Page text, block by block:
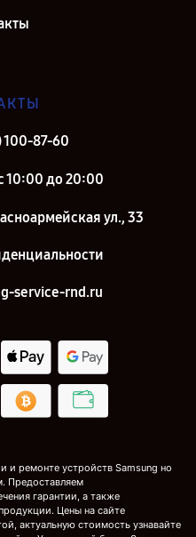
100-87-60
10:00 до 20:00
ул., 33
service-rnd.ru
и ремонте устройств Samsung но
Предоставляем
гарантии, а также
Цены на сайте
актуальную стоимость узнавайте